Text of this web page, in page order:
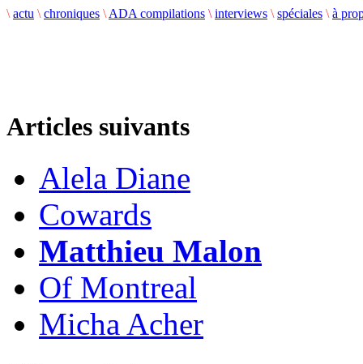
\ actu \ chroniques \ ADA compilations \ interviews \ spéciales \ à
Articles suivants
Alela Diane
Cowards
Matthieu Malon
Of Montreal
Micha Acher